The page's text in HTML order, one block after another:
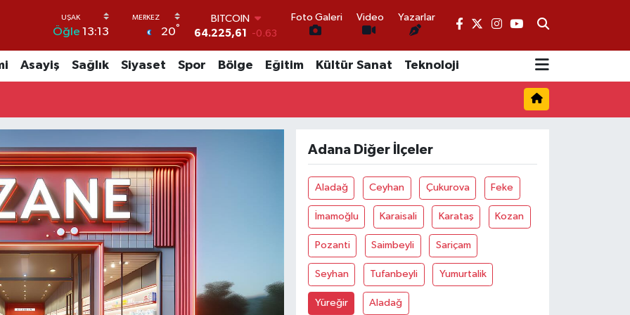
Öğle 13:13 20°
BITCOIN
64.225,61
-0.63
47,7143 0.16
Foto Galeri Video Yazarlar
Asayiş Sağlık Siyaset Spor Bölge Eğitim Kültür Sanat Teknoloji
Adana Diğer İlçeler
Aladağ Ceyhan Çukurova Feke
İmamoğlu Karaisali Karataş Kozan
Pozanti Saimbeyli Sariçam
Seyhan Tufanbeyli Yumurtalik
Yüreğir Aladağ